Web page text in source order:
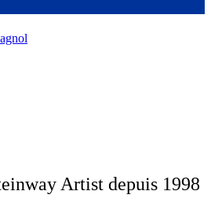
Artist depuis 1998